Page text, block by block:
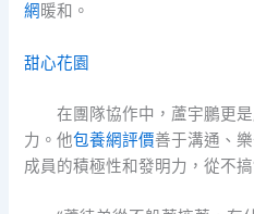
網 暖和。
甜心花園
在團隊協作中，蘆宇鵬更
力。他包養網評價善于溝通、
成員的積極性和發明力，從不搞